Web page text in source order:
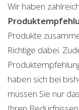
Wir haben
Produkte
Richtige dabei.
haben sich bei
müssen Sie nur